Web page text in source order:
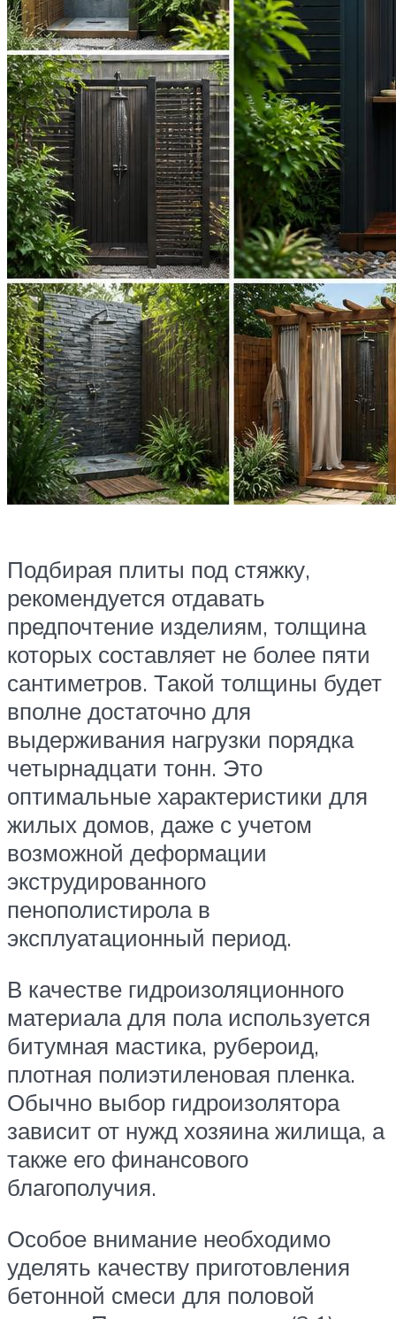
Подбирая плиты под стяжку,
рекомендуется отдавать
предпочтение изделиям, толщина
которых составляет не более пяти
сантиметров. Такой толщины будет
вполне достаточно для
выдерживания нагрузки порядка
четырнадцати тонн. Это
оптимальные характеристики для
жилых домов, даже с учетом
возможной деформации
экструдированного
пенополистирола в
эксплуатационный период.
В качестве гидроизоляционного
материала для пола используется
битумная мастика, рубероид,
плотная полиэтиленовая пленка.
Обычно выбор гидроизолятора
зависит от нужд хозяина жилища, а
также его финансового
благополучия.
Особое внимание необходимо
уделять качеству приготовления
бетонной смеси для половой